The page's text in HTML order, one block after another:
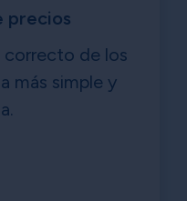
precios
correcto de los
más simple y